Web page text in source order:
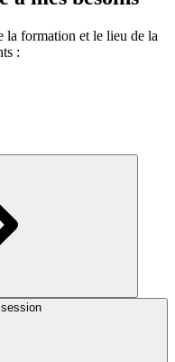
la formation et le lieu de la
: